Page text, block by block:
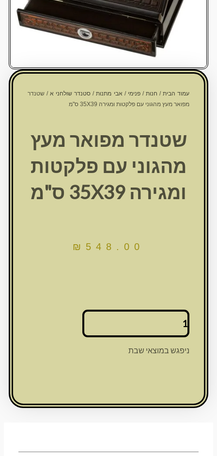
עמוד הבית/חנות/פנימי/אבי מתנות/סטנדר שולחני א/ שטנדר
מפואר מעץ מהגוני עם פלקטות ומגירה 35X39 ס"מ
שטנדר מפואר מעץ
מהגוני עם פלקטות
ומגירה 35X39 ס"מ
₪ 548.00
כמות
שטנדר
35X39
ניפגש במוצאי שבת